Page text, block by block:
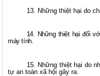
13. Những thiệt hại do
14. Những thiệt hại đối
máy tính.
15. Những thiệt hại do
tự an toàn xã hội gây ra.